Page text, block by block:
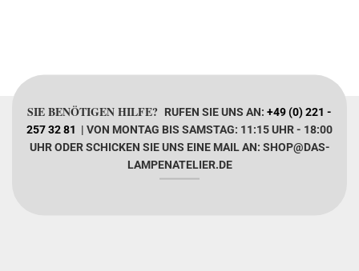
SIE BENÖTIGEN HILFE? RUFEN SIE UNS AN: +49 (0) 221 -
257 32 81 | VON MONTAG BIS SAMSTAG: 11:15 UHR - 18:00
UHR ODER SCHICKEN SIE UNS EINE MAIL AN: SHOP@DAS-
LAMPENATELIER.DE